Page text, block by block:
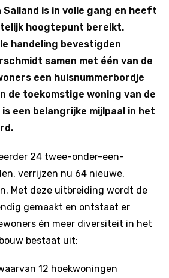
Salland is in volle gang en heeft
hoogtepunt bereikt.
handeling bevestigden
samen met één van de
een huisnummerbordje
de toekomstige woning van de
een belangrijke mijlpaal in het
24 twee-onder-een-
verrijzen nu 64 nieuwe,
Met deze uitbreiding wordt de
gemaakt en ontstaat er
én meer diversiteit in het
bestaat uit:
12 hoekwoningen